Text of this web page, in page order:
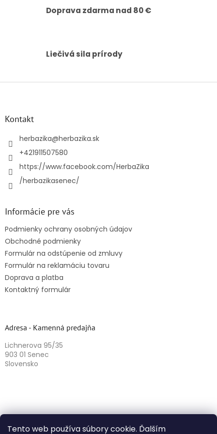
Tento web používa súbory cookie. Ďalším
p
Doprava zdarma nad 80 €
Liečivá sila prírody
Kontakt
herbazika@herbazika.sk
+421911507580
https://www.facebook.com/HerbaZika
/herbazikasenec/
Informácie pre vás
Podmienky ochrany osobných údajov
Obchodné podmienky
Formulár na odstúpenie od zmluvy
Formulár na reklamáciu tovaru
Doprava a platba
Kontaktný formulár
Adresa - Kamenná predajňa
Lichnerova 95/35
903 01 Senec
Slovensko